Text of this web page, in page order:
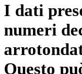
I dati
numeri
Questo